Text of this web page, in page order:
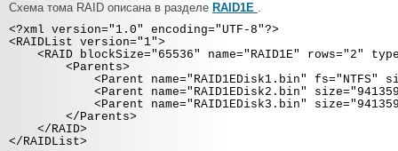
Схема тома RAID описана в разделе RAID1E .
<?xml version="1.0" encoding="UTF-8"?>
<RAIDList version="1">
<RAID blockSize="65536" name="RAID1E" rows="2"
<Parents>
<Parent name="RAID1EDisk1.bin" fs="NTFS"
<Parent name="RAID1EDisk2.bin"
<Parent name="RAID1EDisk3.bin"
</Parents>
</RAID>
</RAIDList>